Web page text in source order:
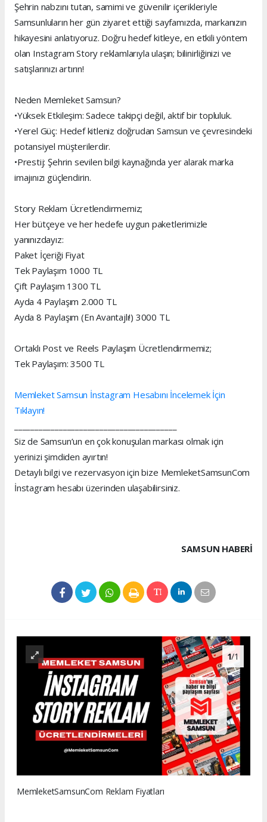
Şehrin nabzını tutan, samimi ve güvenilir içerikleriyle
Samsunluların her gün ziyaret ettiği sayfamızda, markanızın
hikayesini anlatıyoruz. Doğru hedef kitleye, en etkili yöntem
olan Instagram Story reklamlarıyla ulaşın; bilinirliğinizi ve
satışlarınızı artırın!
Neden Memleket Samsun?
•Yüksek Etkileşim: Sadece takipçi değil, aktif bir topluluk.
•Yerel Güç: Hedef kitleniz doğrudan Samsun ve çevresindeki
potansiyel müşterilerdir.
•Prestij: Şehrin sevilen bilgi kaynağında yer alarak marka
imajınızı güçlendirin.
Story Reklam Ücretlendirmemiz;
Her bütçeye ve her hedefe uygun paketlerimizle
yanınızdayız:
Paket İçeriği Fiyat
Tek Paylaşım 1000 TL
Çift Paylaşım 1300 TL
Ayda 4 Paylaşım 2.000 TL
Ayda 8 Paylaşım (En Avantajlı!) 3000 TL
Ortaklı Post ve Reels Paylaşım Ücretlendirmemiz;
Tek Paylaşım: 3500 TL
Memleket Samsun İnstagram Hesabını İncelemek İçin
Tıklayın!
Siz de Samsun’un en çok konuşulan markası olmak için
yerinizi şimdiden ayırtın!
Detaylı bilgi ve rezervasyon için bize MemleketSamsunCom
İnstagram hesabı üzerinden ulaşabilirsiniz.
SAMSUN HABERİ
1/1
MemleketSamsunCom Reklam Fiyatları